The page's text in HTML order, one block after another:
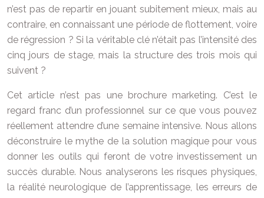
n’est pas de repartir en jouant subitement mieux, mais au
contraire, en connaissant une période de flottement, voire
de régression ? Si la véritable clé n’était pas l’intensité des
cinq jours de stage, mais la structure des trois mois qui
suivent ?
Cet article n’est pas une brochure marketing. C’est le
regard franc d’un professionnel sur ce que vous pouvez
réellement attendre d’une semaine intensive. Nous allons
déconstruire le mythe de la solution magique pour vous
donner les outils qui feront de votre investissement un
succès durable. Nous analyserons les risques physiques,
la réalité neurologique de l’apprentissage, les erreurs de